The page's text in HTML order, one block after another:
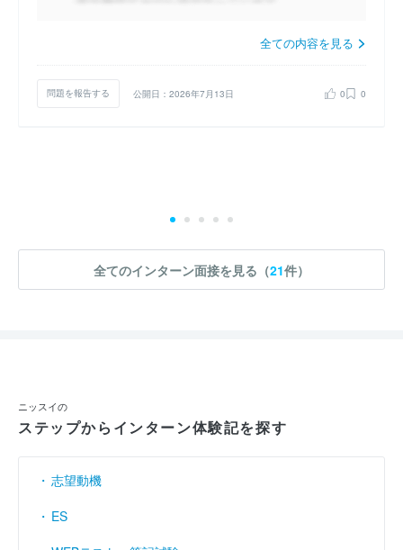
全ての内容を見る
問題を報告する 公開日：2026年7月13日 0 0
全てのインターン面接を見る（21件）
ニッスイの
ステップからインターン体験記を探す
志望動機
ES